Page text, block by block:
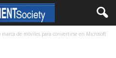
marca de móviles para convertirse en Microsoft